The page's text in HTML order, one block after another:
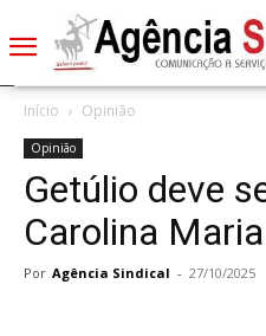
Início Opinião
Opinião
Getúlio deve
Carolina
Por Agência Sindical - 27/10/2025